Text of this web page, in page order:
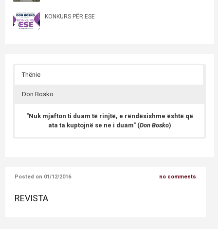
KONKURS PËR ESE
Thënie
Don Bosko
"Nuk mjafton ti duam të rinjtë, e rëndësishme është që
ata ta kuptojnë se ne i duam" (Don Bosko)
Posted on 01/12/2016 no comments
REVISTA